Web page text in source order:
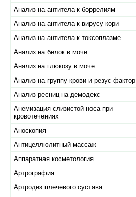
Анализ на антитела к боррелиям
Анализ на антитела к вирусу кори
Анализ на антитела к токсоплазме
Анализ на белок в моче
Анализ на глюкозу в моче
Анализ на группу крови и резус-фактор
Анализ ресниц на демодекс
Анемизация слизистой носа при
кровотечениях
Аноскопия
Антицеллюлитный массаж
Аппаратная косметология
Артрография
Артродез плечевого сустава